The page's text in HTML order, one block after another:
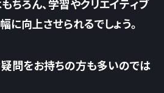
ちろん、学習やクリエイティブ
に向上させられるでしょう。
疑問をお持ちの方も多いのでは